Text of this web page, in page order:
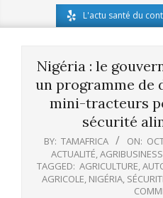
L'actu santé du
Nigéria : le
un programme de
mini-tracteurs
sécurité
BY: TAMAFRICA ON:
ACTUALITÉ,AGRIBUSINESS
TAGGED: AGRICULTURE,
AGRICOLE, NIGÉRIA,